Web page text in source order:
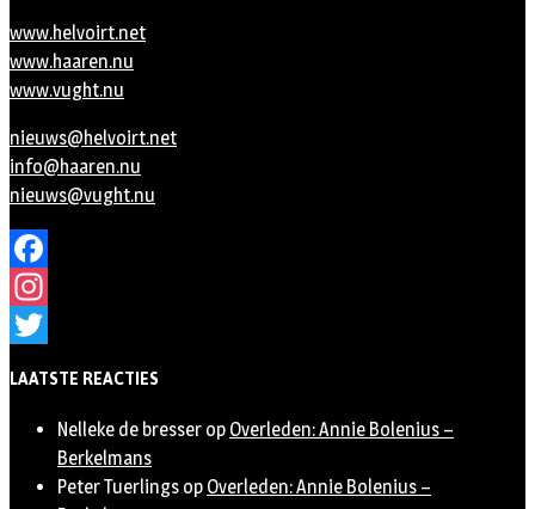
www.helvoirt.net
www.haaren.nu
www.vught.nu
nieuws@helvoirt.net
info@haaren.nu
nieuws@vught.nu
Facebook
Instagram
LAATSTE REACTIES
Nelleke de bresser op Overleden: Annie Bolenius –
Berkelmans
Peter Tuerlings op Overleden: Annie Bolenius –